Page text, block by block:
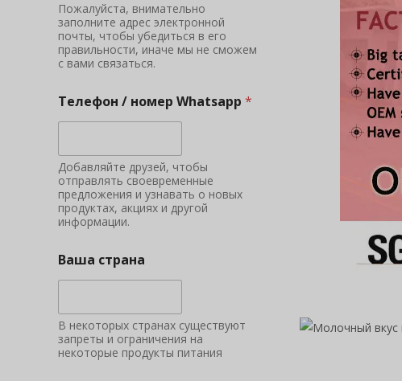
Пожалуйста, внимательно
заполните адрес электронной
почты, чтобы убедиться в его
правильности, иначе мы не сможем
с вами связаться.
Телефон / номер Whatsapp *
Добавляйте друзей, чтобы
отправлять своевременные
предложения и узнавать о новых
продуктах, акциях и другой
информации.
Ваша страна
В некоторых странах существуют
запреты и ограничения на
некоторые продукты питания